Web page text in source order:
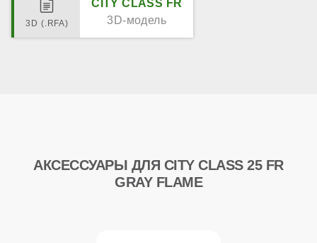
CITY CLASS FR
3D-модель
АКСЕССУАРЫ ДЛЯ CITY CLASS 25 FR
GRAY FLAME